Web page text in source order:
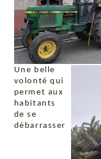
Une belle
volonté qui
permet aux
habitants
de se
débarrasser